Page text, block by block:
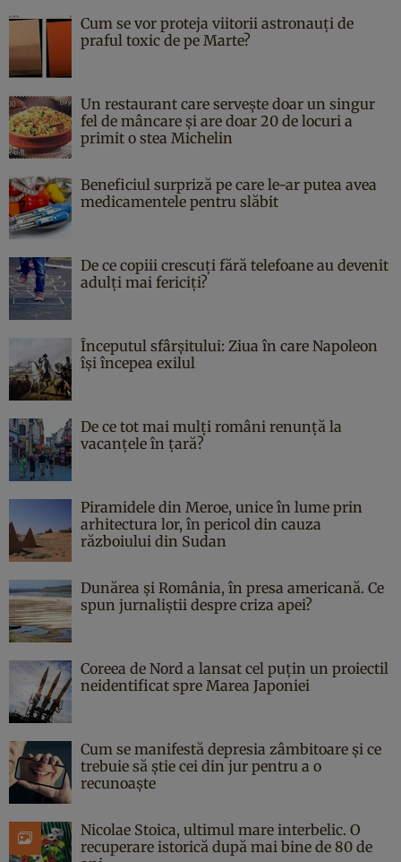
Cum se vor proteja viitorii astronauți de
praful toxic de pe Marte?
Un restaurant care servește doar un singur
fel de mâncare și are doar 20 de locuri a
primit o stea Michelin
Beneficiul surpriză pe care le-ar putea avea
medicamentele pentru slăbit
De ce copiii crescuți fără telefoane au devenit
adulți mai fericiți?
Începutul sfârşitului: Ziua în care Napoleon
îşi începea exilul
De ce tot mai mulți români renunță la
vacanțele în țară?
Piramidele din Meroe, unice în lume prin
arhitectura lor, în pericol din cauza
războiului din Sudan
Dunărea și România, în presa americană. Ce
spun jurnaliștii despre criza apei?
Coreea de Nord a lansat cel puțin un proiectil
neidentificat spre Marea Japoniei
Cum se manifestă depresia zâmbitoare și ce
trebuie să știe cei din jur pentru a o
recunoaște
Nicolae Stoica, ultimul mare interbelic. O
recuperare istorică după mai bine de 80 de